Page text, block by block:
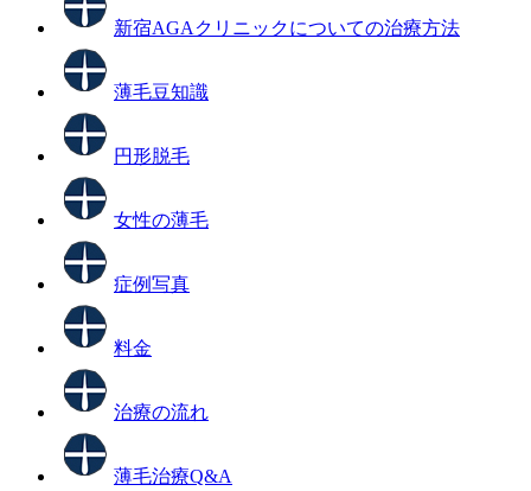
新宿AGAクリニックについての治療方法
薄毛豆知識
円形脱毛
女性の薄毛
症例写真
料金
治療の流れ
薄毛治療Q&A